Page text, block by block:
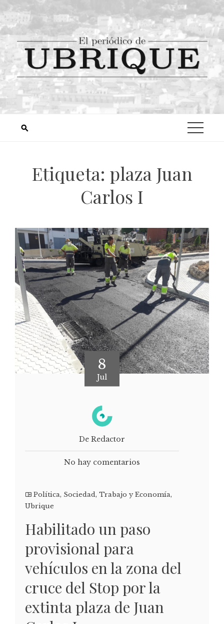
Etiqueta: plaza Juan
Carlos I
8
Jul
De Redactor
No hay comentarios
Política, Sociedad, Trabajo y Economía,
Ubrique
Habilitado un paso
provisional para
vehículos en la zona del
cruce del Stop por la
extinta plaza de Juan